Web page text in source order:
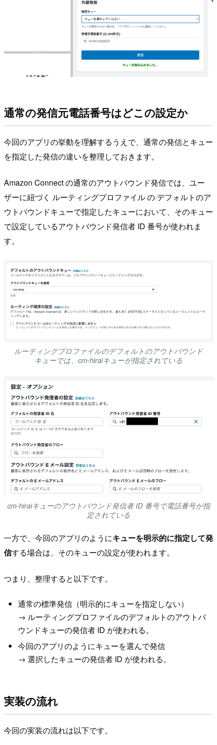
通常の発信元電話番号はどこの設定か
今回のアプリの挙動を理解するうえで、通常の発信とキュー
を指定した発信の違いを整理しておきます。
Amazon Connect の通常のアウトバウンド発信では、ユー
ザーに紐づく ルーティングプロファイル の デフォルトのア
ウトバウンドキューで指定したキューにおいて、そのキュー
で設定しているアウトバウンド発信者 ID 番号が使われま
す。
ルーティングプロファイルのデフォルトのアウトバウンド
キューでは、cm-hiraiキューが指定されている
cm-hiraiキューのアウトバウンド発信者 ID 番号で電話番号が指
定されている
一方で、今回のアプリのようにキューを明示的に指定して発
信する場合は、そのキューの設定が使われます。
つまり、整理すると以下です。
通常の標準発信（明示的にキューを指定しない）
→ ルーティングプロファイルのデフォルトのアウトバ
ウンドキューの発信者 ID が使われる。
今回のアプリのようにキューを選んで発信
→ 選択したキューの発信者 ID が使われる。
実装の流れ
今回の実装の流れは以下です。